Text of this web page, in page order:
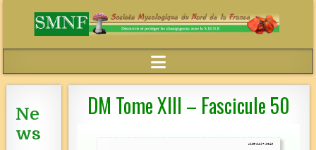
DM Tome XIII – Fascicule 50
Ne
ws